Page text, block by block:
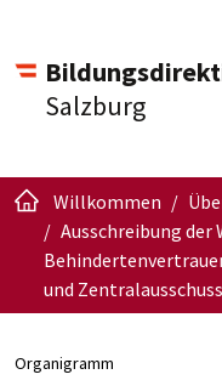
Salzburg
Willkommen
Ausschreibung der
und Zentralausschuss
Organigramm